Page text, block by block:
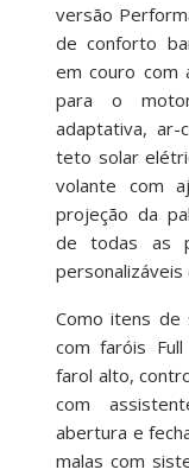
versão
de conforto
em couro com
para o
adaptativa, ar-
teto solar
volante com
projeção da
de todas as
personalizáveis
Como itens de
com faróis
farol alto,
com
abertura e
malas com